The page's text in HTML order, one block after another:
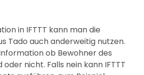
in IFTTT kann man die
Tado auch anderweitig nutzen.
ob Bewohner des
oder nicht. Falls nein kann IFTTT